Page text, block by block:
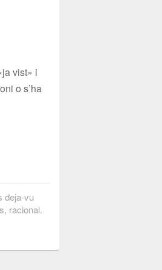
vist» i
o s’ha
deja-vu
racional.